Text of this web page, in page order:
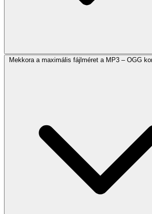
Mekkora a maximális fájlméret a MP3 – OGG